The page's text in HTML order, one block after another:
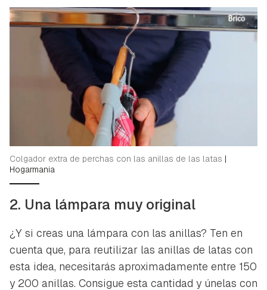
Colgador extra de perchas con las anillas de las latas |
Hogarmania
2. Una lámpara muy original
¿Y si creas una lámpara con las anillas? Ten en
cuenta que, para reutilizar las anillas de latas con
esta idea, necesitarás aproximadamente entre 150
y 200 anillas. Consigue esta cantidad y únelas con